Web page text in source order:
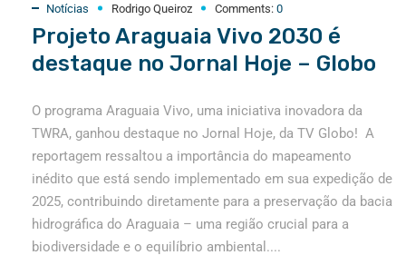
Notícias Rodrigo Queiroz Comments: 0
Projeto Araguaia Vivo 2030 é
destaque no Jornal Hoje – Globo
O programa Araguaia Vivo, uma iniciativa inovadora da
TWRA, ganhou destaque no Jornal Hoje, da TV Globo! A
reportagem ressaltou a importância do mapeamento
inédito que está sendo implementado em sua expedição de
2025, contribuindo diretamente para a preservação da bacia
hidrográfica do Araguaia – uma região crucial para a
biodiversidade e o equilíbrio ambiental....